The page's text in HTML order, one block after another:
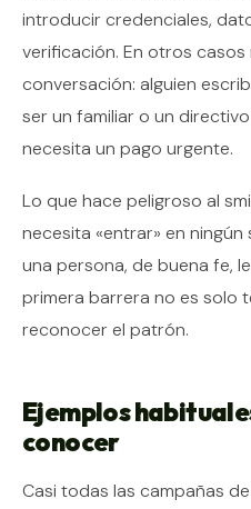
introducir credenciales,
verificación. En otros casos
conversación: alguien
ser un familiar o un
necesita un pago urgente.
Lo que hace peligroso al
necesita «entrar» en
una persona, de buena fe,
primera barrera no es solo
reconocer el patrón.
Ejemplos
conocer
Casi todas las campañas